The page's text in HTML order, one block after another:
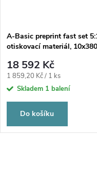
A-Basic preprint fast set
otiskovací materiál,
18 592 Kč
Měrná
cena:
1 859,20 Kč / 1 ks
Skladem 1 balení
Do košíku